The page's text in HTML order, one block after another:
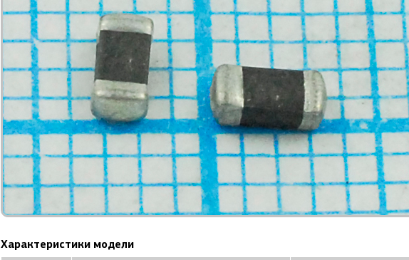
Характеристики модели